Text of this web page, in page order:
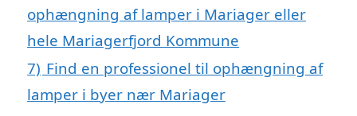
ophængning af lamper i Mariager eller
hele Mariagerfjord Kommune
7) Find en professionel til ophængning af
lamper i byer nær Mariager